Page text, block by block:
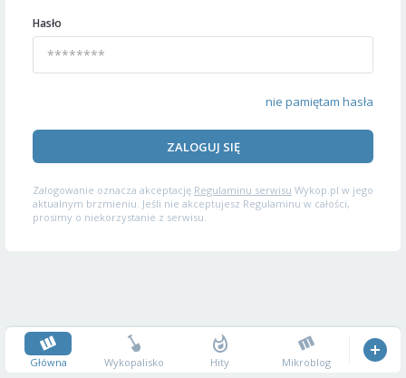
Hasło
nie pamiętam hasła
ZALOGUJ SIĘ
Zalogowanie oznacza akceptację Regulaminu serwisu Wykop.pl w jego
aktualnym brzmieniu. Jeśli nie akceptujesz Regulaminu w całości,
prosimy o niekorzystanie z serwisu.
Główna Wykopalisko Hity Mikroblog